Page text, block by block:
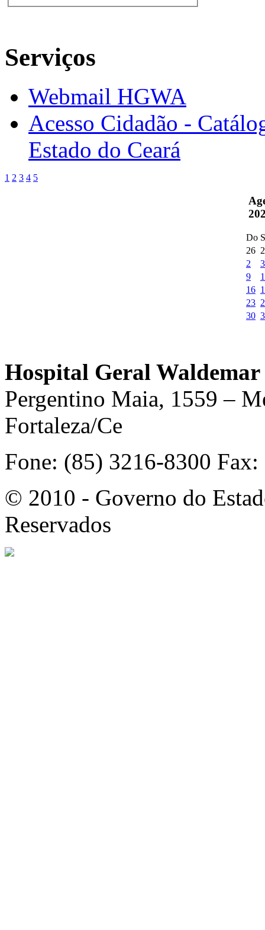
Serviços
Webmail HGWA
Acesso Cidadão -
Estado do Ceará
1 2 3 4 5
Do
26
2
3
9
16
23
30
Hospital Geral
Pergentino Maia, 1559 –
Fortaleza/Ce
Fone: (85) 3216-8300
© 2010 - Governo do
Reservados